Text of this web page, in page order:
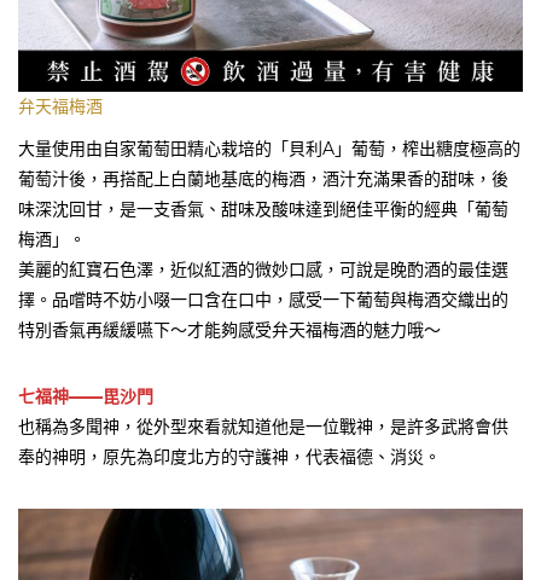
弁天福梅酒
大量使用由自家葡萄田精心栽培的「貝利A」葡萄，榨出糖度極高的
葡萄汁後，再搭配上白蘭地基底的梅酒，酒汁充滿果香的甜味，後
味深沈回甘，是一支香氣、甜味及酸味達到絕佳平衡的經典「葡萄
梅酒」。
美麗的紅寶石色澤，近似紅酒的微妙口感，可說是晚酌酒的最佳選
擇。品嚐時不妨小啜一口含在口中，感受一下葡萄與梅酒交織出的
特別香氣再緩緩嚥下～才能夠感受弁天福梅酒的魅力哦～
七福神——毘沙門
也稱為多聞神，從外型來看就知道他是一位戰神，是許多武將會供
奉的神明，原先為印度北方的守護神，代表福德、消災。